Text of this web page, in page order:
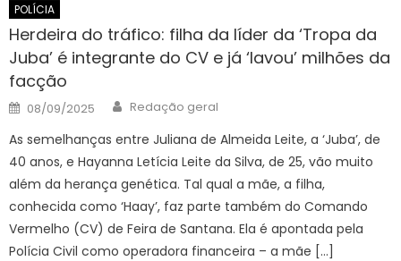
POLÍCIA
Herdeira do tráfico: filha da líder da ‘Tropa da
Juba’ é integrante do CV e já ‘lavou’ milhões da
facção
Posted
on
08/09/2025 Author
Redação geral
As semelhanças entre Juliana de Almeida Leite, a ‘Juba’, de
40 anos, e Hayanna Letícia Leite da Silva, de 25, vão muito
além da herança genética. Tal qual a mãe, a filha,
conhecida como ‘Haay’, faz parte também do Comando
Vermelho (CV) de Feira de Santana. Ela é apontada pela
Polícia Civil como operadora financeira – a mãe […]